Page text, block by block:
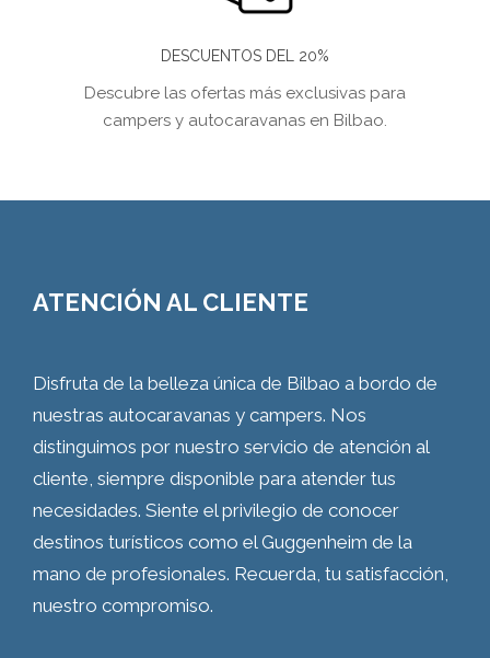
DESCUENTOS DEL 20%
Descubre las ofertas más exclusivas para
campers y autocaravanas en Bilbao.
ATENCIÓN AL CLIENTE
Disfruta de la belleza única de Bilbao a bordo de
nuestras autocaravanas y campers. Nos
distinguimos por nuestro servicio de atención al
cliente, siempre disponible para atender tus
necesidades. Siente el privilegio de conocer
destinos turísticos como el Guggenheim de la
mano de profesionales. Recuerda, tu satisfacción,
nuestro compromiso.